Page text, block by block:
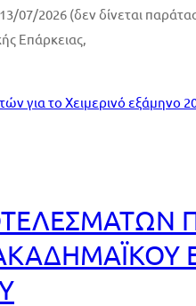
07/2026 (δεν δίνεται
Διδακτικής
για το Χειμερινό εξάμηνο